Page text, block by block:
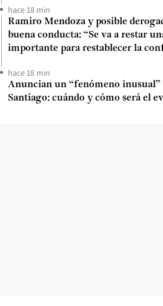
hace 18 min
Ramiro Mendoza y posible
buena conducta: “Se va a restar
importante para restablecer la
hace 18 min
Anuncian un “fenómeno inusual”
Santiago: cuándo y cómo será el